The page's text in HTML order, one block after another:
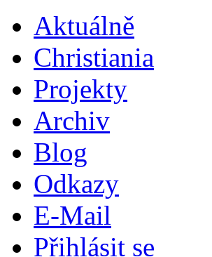
Aktuálně
Christiania
Projekty
Archiv
Blog
Odkazy
E-Mail
Přihlásit se